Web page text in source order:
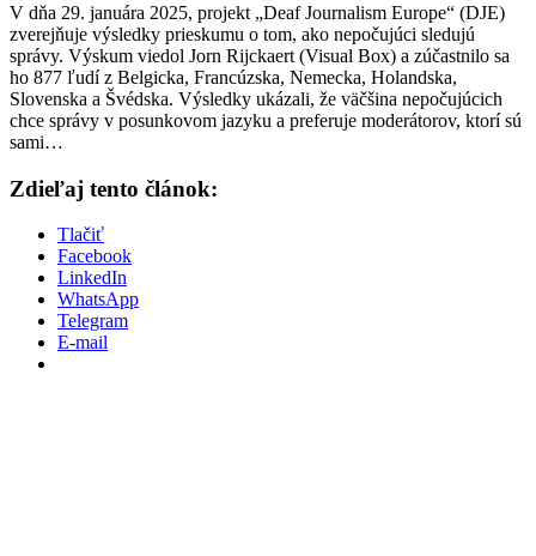
V dňa 29. januára 2025, projekt „Deaf Journalism Europe“ (DJE)
zverejňuje výsledky prieskumu o tom, ako nepočujúci sledujú
správy. Výskum viedol Jorn Rijckaert (Visual Box) a zúčastnilo sa
ho 877 ľudí z Belgicka, Francúzska, Nemecka, Holandska,
Slovenska a Švédska. Výsledky ukázali, že väčšina nepočujúcich
chce správy v posunkovom jazyku a preferuje moderátorov, ktorí sú
sami…
Zdieľaj tento článok:
Tlačiť
Facebook
LinkedIn
WhatsApp
Telegram
E-mail